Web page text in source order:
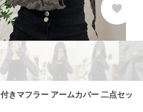
きマフラー アームカバー 二点セッ